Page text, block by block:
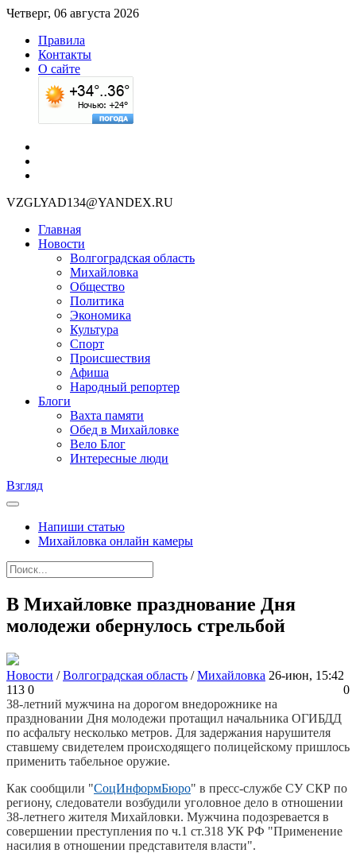
Четверг, 06 августа 2026
Правила
Контакты
О сайте
VZGLYAD134@YANDEX.RU
Главная
Новости
Волгоградская область
Михайловка
Общество
Политика
Экономика
Культура
Спорт
Происшествия
Афиша
Народный репортер
Блоги
Вахта памяти
Обед в Михайловке
Вело Блог
Интересные люди
Взгляд
Напиши статью
Михайловка онлайн камеры
В Михайловке празднование Дня
молодежи обернулось стрельбой
Новости /Волгоградская область /Михайловка 26-июн, 15:42
113 0
0
38-летний мужчина на дорогом внедорожнике на
праздновании Дня молодежи протащил начальника ОГИБДД
по асфальту несколько метров. Для задержания нарушителя
ставшему свидетелем происходящего полицейскому пришлось
применить табельное оружие.
Как сообщили "СоцИнформБюро" в пресс-службе СУ СКР по
региону, следователи возбудили уголовное дело в отношении
38-летнего жителя Михайловки. Мужчина подозревается в
совершении преступления по ч.1 ст.318 УК РФ "Применение
насилия в отношении представителя власти".